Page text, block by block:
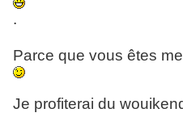
.
Parce que vous êtes
Je profiterai du